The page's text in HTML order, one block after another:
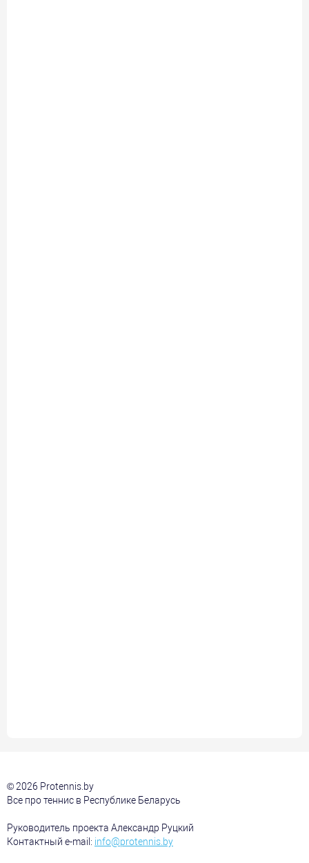
© 2026 Protennis.by
Все про теннис в Республике Беларусь
Руководитель проекта Александр Руцкий
Контактный e-mail: info@protennis.by